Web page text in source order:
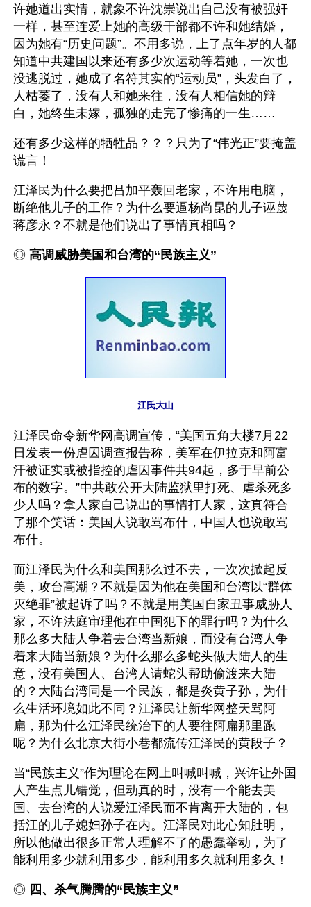
许她道出实情，就象不许沈崇说出自己没有被强奸
一样，甚至连爱上她的高级干部都不许和她结婚，
因为她有“历史问题”。不用多说，上了点年岁的人都
知道中共建国以来还有多少次运动等着她，一次也
没逃脱过，她成了名符其实的“运动员”，头发白了，
人枯萎了，没有人和她来往，没有人相信她的辩
白，她终生未嫁，孤独的走完了惨痛的一生……
还有多少这样的牺牲品？？？只为了“伟光正”要掩盖
谎言！
江泽民为什么要把吕加平轰回老家，不许用电脑，
断绝他儿子的工作？为什么要逼杨尚昆的儿子诬蔑
蒋彦永？不就是他们说出了事情真相吗？
◎ 高调威胁美国和台湾的“民族主义”
江氏大山
江泽民命令新华网高调宣传，“美国五角大楼7月22
日发表一份虐囚调查报告称，美军在伊拉克和阿富
汗被证实或被指控的虐囚事件共94起，多于早前公
布的数字。”中共敢公开大陆监狱里打死、虐杀死多
少人吗？拿人家自己说出的事情打人家，这真符合
了那个笑话：美国人说敢骂布什，中国人也说敢骂
布什。
而江泽民为什么和美国那么过不去，一次次掀起反
美，攻台高潮？不就是因为他在美国和台湾以“群体
灭绝罪”被起诉了吗？不就是用美国自家丑事威胁人
家，不许法庭审理他在中国犯下的罪行吗？为什么
那么多大陆人争着去台湾当新娘，而没有台湾人争
着来大陆当新娘？为什么那么多蛇头做大陆人的生
意，没有美国人、台湾人请蛇头帮助偷渡来大陆
的？大陆台湾同是一个民族，都是炎黄子孙，为什
么生活环境如此不同？江泽民让新华网整天骂阿
扁，那为什么江泽民统治下的人要往阿扁那里跑
呢？为什么北京大街小巷都流传江泽民的黄段子？
当“民族主义”作为理论在网上叫喊叫喊，兴许让外国
人产生点儿错觉，但动真的时，没有一个能去美
国、去台湾的人说爱江泽民而不肯离开大陆的，包
括江的儿子媳妇孙子在内。江泽民对此心知肚明，
所以他做出很多正常人理解不了的愚蠢举动，为了
能利用多少就利用多少，能利用多久就利用多久！
◎ 四、杀气腾腾的“民族主义”